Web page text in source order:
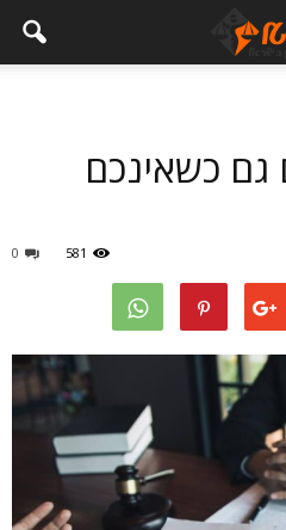
גם כשאינכם
0 581